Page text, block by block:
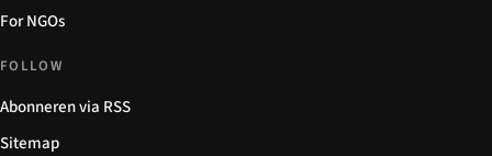
For NGOs
FOLLOW
Abonneren via RSS
Sitemap